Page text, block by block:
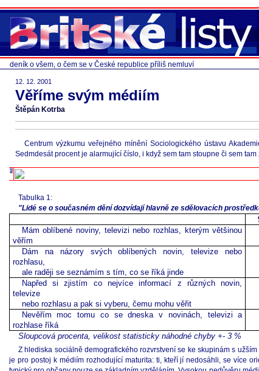
deník o všem, o čem se v České republice příliš nemluví
12. 12. 2001
Věříme svým médiím
Štěpán Kotrba
Centrum výzkumu veřejného mínění Sociologického ústavu
Sedmdesát procent je alarmující číslo, i když sem tam stoupne či sem
Tabulka 1:
"Lidé se o současném dění dozvídají hlavně ze sdělovacích
Mám oblíbené noviny, televizi nebo rozhlas, kterým většinou
věřím
Dám na názory svých oblíbených novin, televize nebo
rozhlasu,
ale raději se seznámím s tím, co se říká jinde
Napřed si zjistím co nejvíce informací z různých novin,
televize
nebo rozhlasu a pak si vyberu, čemu mohu věřit
Nevěřím moc tomu co se dneska v novinách, televizi a
rozhlase říká
Sloupcová procenta, velikost statisticky náhodné chyby +- 3 %
Z hlediska sociálně demografického rozvrstvení se ke skupinám s
je pro postoj k médiím rozhodující maturita: ti, kteří jí nedosáhli, se více